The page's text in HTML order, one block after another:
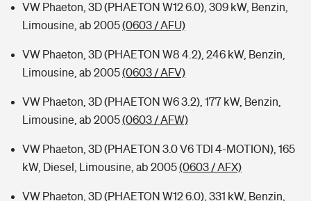
VW Phaeton, 3D (PHAETON W12 6.0), 309 kW, Benzin,
Limousine, ab 2005(0603 / AFU)
VW Phaeton, 3D (PHAETON W8 4.2), 246 kW, Benzin,
Limousine, ab 2005(0603 / AFV)
VW Phaeton, 3D (PHAETON W6 3.2), 177 kW, Benzin,
Limousine, ab 2005(0603 / AFW)
VW Phaeton, 3D (PHAETON 3.0 V6 TDI 4-MOTION), 165
kW, Diesel, Limousine, ab 2005(0603 / AFX)
VW Phaeton, 3D (PHAETON W12 6.0), 331 kW, Benzin,